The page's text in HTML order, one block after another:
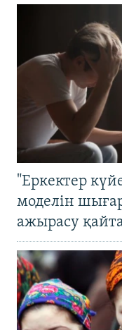
"Еркектер
моделін
ажырасу